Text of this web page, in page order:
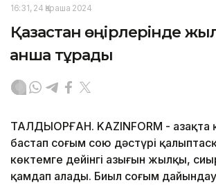
16:31, 24 Қараша 2024
Қазақстан өңірлерінде
қанша тұрады
ТАЛДЫҚОРҒАН. KAZINFORM - Қазақта
бастап соғым сою дәстүрі
көктемге дейінгі азығын жылқы,
қамдап алады. Биыл соғым